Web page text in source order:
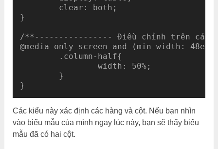
}
/**---------------- Điều chỉnh trên các
@media only screen and (min-width:
		width: 50%;
Các kiểu này xác định các hàng và cột. Nếu bạn nhìn
vào biểu mẫu của mình ngay lúc này, bạn sẽ thấy biểu
mẫu đã có hai cột.